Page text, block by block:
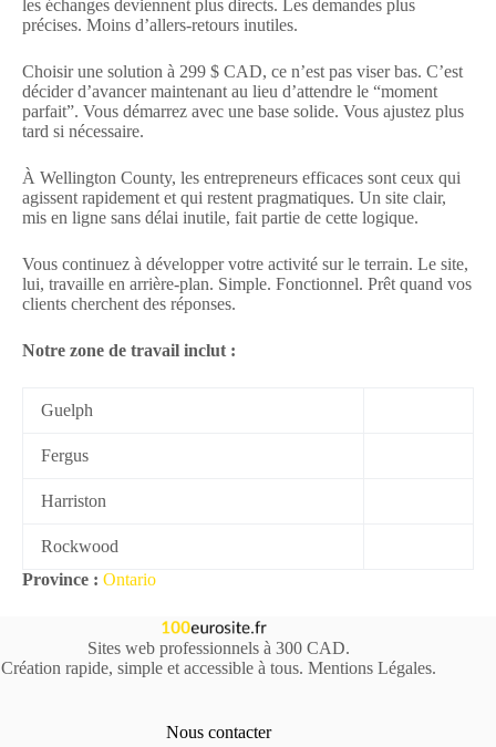
les échanges deviennent plus directs. Les demandes plus
précises. Moins d’allers-retours inutiles.
Choisir une solution à 299 $ CAD, ce n’est pas viser bas. C’est
décider d’avancer maintenant au lieu d’attendre le “moment
parfait”. Vous démarrez avec une base solide. Vous ajustez plus
tard si nécessaire.
À Wellington County, les entrepreneurs efficaces sont ceux qui
agissent rapidement et qui restent pragmatiques. Un site clair,
mis en ligne sans délai inutile, fait partie de cette logique.
Vous continuez à développer votre activité sur le terrain. Le site,
lui, travaille en arrière-plan. Simple. Fonctionnel. Prêt quand vos
clients cherchent des réponses.
Notre zone de travail inclut :
Guelph
Fergus
Harriston
Rockwood
Province : Ontario
Sites web professionnels à 300 CAD.
Création rapide, simple et accessible à tous. Mentions Légales.
Nous contacter